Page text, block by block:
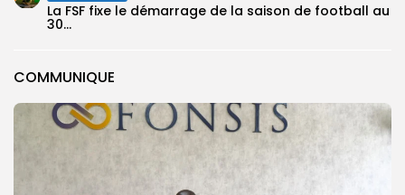
COMMUNIQUE
‎La FSF fixe le démarrage de la saison de football au
30...